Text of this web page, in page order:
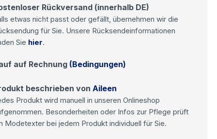
Rückversand (innerhalb DE)
etwas nicht passt oder gefällt, übernehmen wir die
für Sie. Unsere Rücksendeinformationen
Sie hier.
auf Rechnung (Bedingungen)
beschrieben von Aileen
Produkt wird manuell in unseren Onlineshop
Besonderheiten oder Infos zur Pflege prüft
Modetexter bei jedem Produkt individuell für Sie.